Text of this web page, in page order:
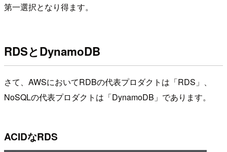
第一選択となり得ます。
RDSとDynamoDB
さて、AWSにおいてRDBの代表プロダクトは「RDS」、
NoSQLの代表プロダクトは「DynamoDB」であります。
ACIDなRDS